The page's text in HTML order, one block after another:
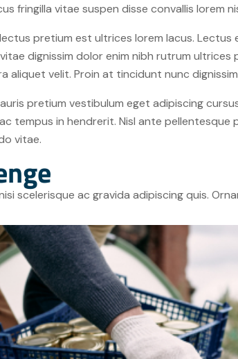
fringilla vitae suspen disse convallis lorem
pretium est ultrices lorem lacus. Lectus
dignissim dolor enim nibh rutrum
aliquet velit. Proin at tincidunt nunc
pretium vestibulum eget adipiscing
tempus in hendrerit. Nisl ante
vitae.
scelerisque ac gravida adipiscing quis.